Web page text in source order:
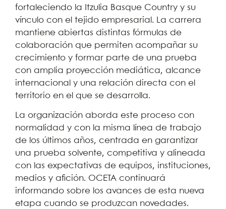
fortaleciendo la Itzulia Basque Country y su
vínculo con el tejido empresarial. La carrera
mantiene abiertas distintas fórmulas de
colaboración que permiten acompañar su
crecimiento y formar parte de una prueba
con amplia proyección mediática, alcance
internacional y una relación directa con el
territorio en el que se desarrolla.
La organización aborda este proceso con
normalidad y con la misma línea de trabajo
de los últimos años, centrada en garantizar
una prueba solvente, competitiva y alineada
con las expectativas de equipos, instituciones,
medios y afición. OCETA continuará
informando sobre los avances de esta nueva
etapa cuando se produzcan novedades.